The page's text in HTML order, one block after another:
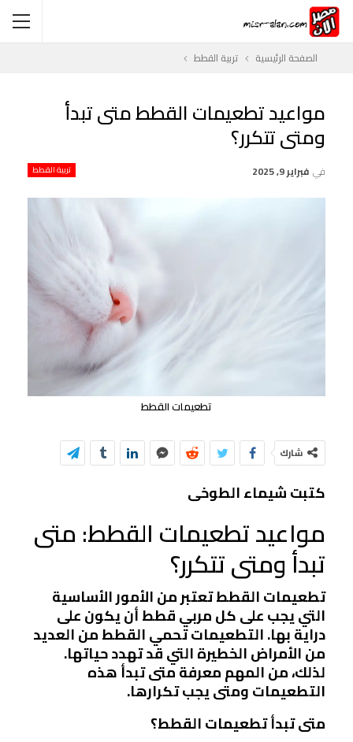
الصفحة الرئيسية تربية القطط
مواعيد تطعيمات القطط متى تبدأ
ومتى تتكرر؟
تربية القطط في فبراير 9, 2025
تطعيمات القطط
شارك
كتبت شيماء الطوخى
مواعيد تطعيمات القطط: متى
تبدأ ومتى تتكرر؟
تطعيمات القطط تعتبر من الأمور الأساسية
التي يجب على كل مربي قطط أن يكون على
دراية بها. التطعيمات تحمي القطط من العديد
من الأمراض الخطيرة التي قد تهدد حياتها.
لذلك، من المهم معرفة متى تبدأ هذه
التطعيمات ومتى يجب تكرارها.
متى تبدأ تطعيمات القطط؟